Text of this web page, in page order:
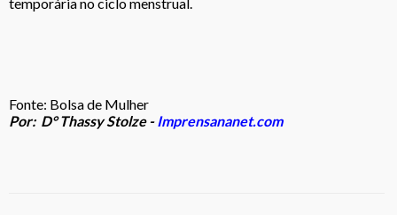
Fonte: Bolsa de Mulher
Por: D° Thassy Stolze - Imprensananet.com